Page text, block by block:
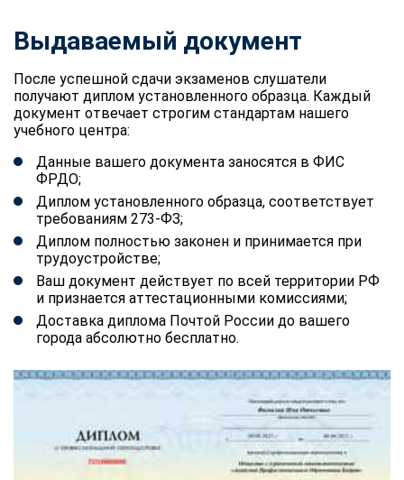
Выдаваемый документ
После успешной сдачи экзаменов слушатели
получают диплом установленного образца. Каждый
документ отвечает строгим стандартам нашего
учебного центра:
Данные вашего документа заносятся в ФИС
ФРДО;
Диплом установленного образца, соответствует
требованиям 273-ФЗ;
Диплом полностью законен и принимается при
трудоустройстве;
Ваш документ действует по всей территории РФ
и признается аттестационными комиссиями;
Доставка диплома Почтой России до вашего
города абсолютно бесплатно.